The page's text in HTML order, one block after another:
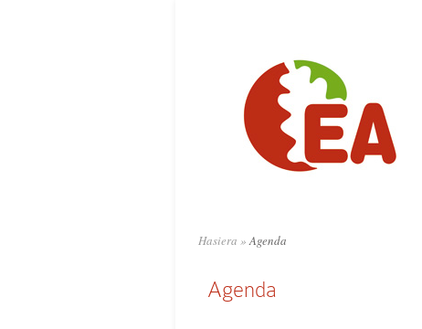
Hasiera »Agenda
Agenda